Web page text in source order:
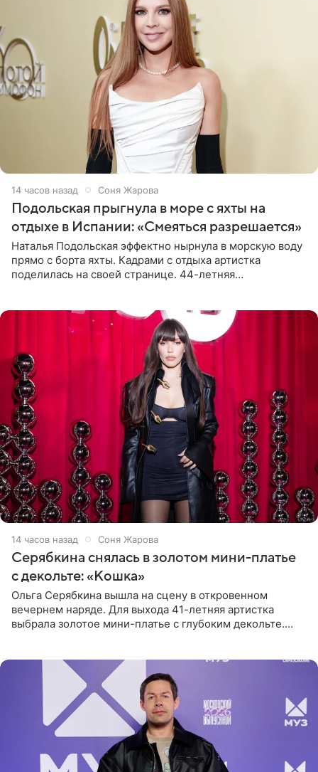
14 часов назад Соня Жарова
Подольская прыгнула в море с яхты на
отдыхе в Испании: «Смеяться разрешается»
Наталья Подольская эффектно нырнула в морскую воду
прямо с борта яхты. Кадрами с отдыха артистка
поделилась на своей странице. 44-летняя
14 часов назад Соня Жарова
Серябкина снялась в золотом мини-платье
с декольте: «Кошка»
Ольга Серябкина вышла на сцену в откровенном
вечернем наряде. Для выхода 41-летняя артистка
выбрала золотое мини-платье с глубоким декольте.